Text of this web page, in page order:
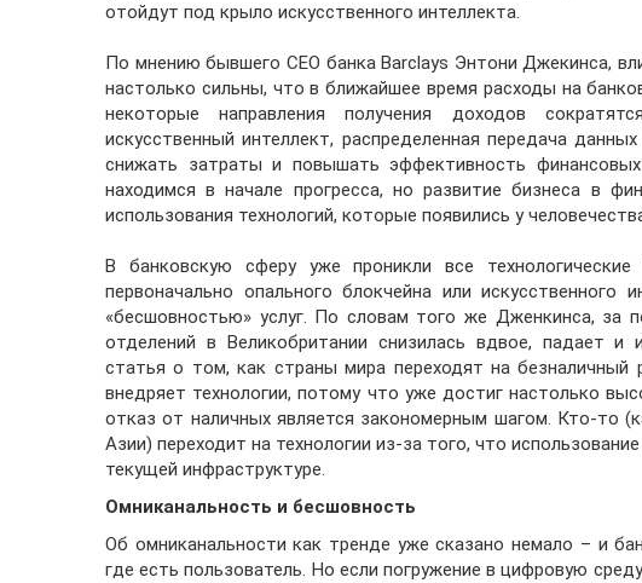
отойдут под крыло искусственного интеллекта.
По мнению бывшего CEO банка Barclays Энтони Джекинса,
настолько сильны, что в ближайшее время расходы на
некоторые направления получения доходов
искусственный интеллект, распределенная передача
снижать затраты и повышать эффективность
находимся в начале прогресса, но развитие бизнеса в
использования технологий, которые появились у
В банковскую сферу уже проникли все
первоначально опального блокчейна или искусственного
«бесшовностью» услуг. По словам того же Дженкинса, за
отделений в Великобритании снизилась вдвое, падает и
статья о том, как страны мира переходят на
внедряет технологии, потому что уже достиг настолько
отказ от наличных является закономерным шагом. Кто-то
Азии) переходит на технологии из-за того, что
текущей инфраструктуре.
Омниканальность и бесшовность
Об омниканальности как тренде уже сказано немало – и
где есть пользователь. Но если погружение в цифровую